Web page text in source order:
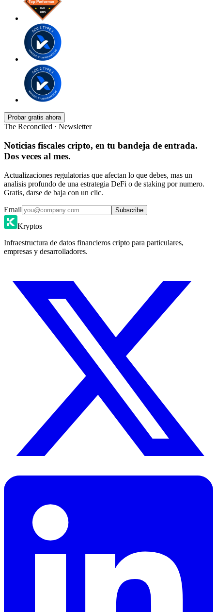
Probar gratis ahora
The Reconciled · Newsletter
Noticias fiscales cripto, en tu bandeja de entrada.
Dos veces al mes.
Actualizaciones regulatorias que afectan lo que debes, mas un
analisis profundo de una estrategia DeFi o de staking por numero.
Gratis, darse de baja con un clic.
Email Subscribe
Kryptos
Infraestructura de datos financieros cripto para particulares,
empresas y desarrolladores.